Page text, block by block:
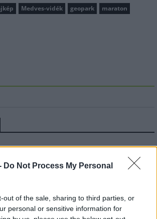
Do Not Process My Personal
out of the sale, sharing to third parties, or
personal or sensitive information for
Medves-vidék geopark maraton